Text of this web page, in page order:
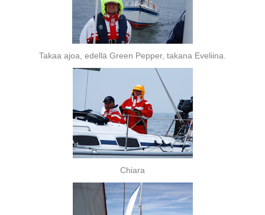
Takaa ajoa, edellä Green Pepper, takana Eveliina.
Chiara